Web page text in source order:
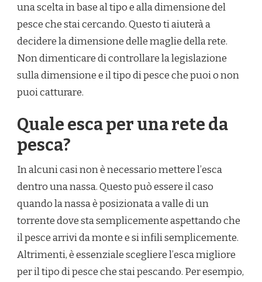
una scelta in base al tipo e alla dimensione del
pesce che stai cercando. Questo ti aiuterà a
decidere la dimensione delle maglie della rete.
Non dimenticare di controllare la legislazione
sulla dimensione e il tipo di pesce che puoi o non
puoi catturare.
Quale esca per una rete da
pesca?
In alcuni casi non è necessario mettere l’esca
dentro una nassa. Questo può essere il caso
quando la nassa è posizionata a valle di un
torrente dove sta semplicemente aspettando che
il pesce arrivi da monte e si infili semplicemente.
Altrimenti, è essenziale scegliere l’esca migliore
per il tipo di pesce che stai pescando. Per esempio,